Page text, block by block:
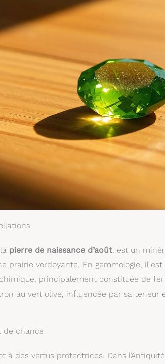
pierre de naissance d’août, est un
prairie verdoyante. En gemmologie, il
principalement constituée de
au vert olive, influencée par sa
de chance
à des vertus protectrices. Dans